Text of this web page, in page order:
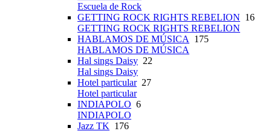
Escuela de Rock
GETTING ROCK RIGHTS REBELION 16
GETTING ROCK RIGHTS REBELION
HABLAMOS DE MÚSICA
175
HABLAMOS DE MÚSICA
Hal sings Daisy 22
Hal sings Daisy
Hotel particular27
Hotel particular
INDIAPOLO 6
INDIAPOLO
Jazz TK 176